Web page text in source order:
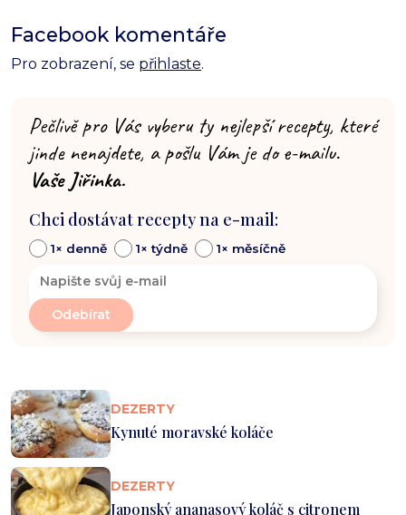
Facebook komentáře
Pro zobrazení, se přihlaste.
Pečlivě pro Vás vyberu ty nejlepší recepty, které
jinde nenajdete, a pošlu Vám je do e-mailu.
Vaše Jiřinka.
Chci dostávat recepty na e-mail:
1× denně 1× týdně 1× měsíčně
DEZERTY
Kynuté moravské koláče
DEZERTY
Japonský ananasový koláč s citronem